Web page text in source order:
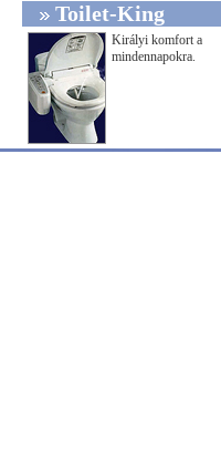
Toilet-King
Királyi komfort a
mindennapokra.